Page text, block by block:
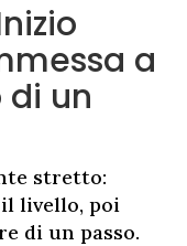
a
di un
stretto:
livello, poi
di un passo.